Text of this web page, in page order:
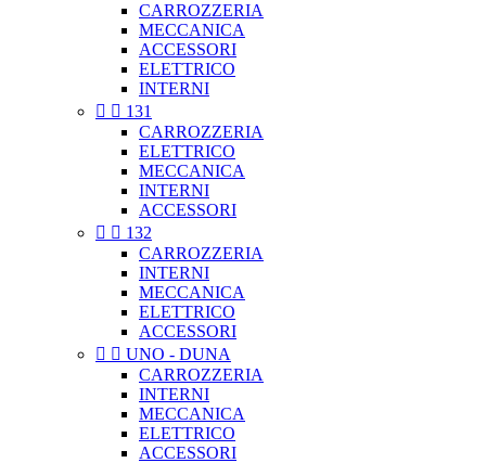
CARROZZERIA
MECCANICA
ACCESSORI
ELETTRICO
INTERNI
  131
CARROZZERIA
ELETTRICO
MECCANICA
INTERNI
ACCESSORI
  132
CARROZZERIA
INTERNI
MECCANICA
ELETTRICO
ACCESSORI
  UNO - DUNA
CARROZZERIA
INTERNI
MECCANICA
ELETTRICO
ACCESSORI